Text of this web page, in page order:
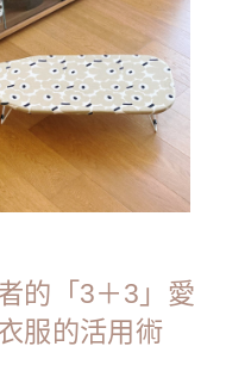
的「3＋3」愛
服的活用術